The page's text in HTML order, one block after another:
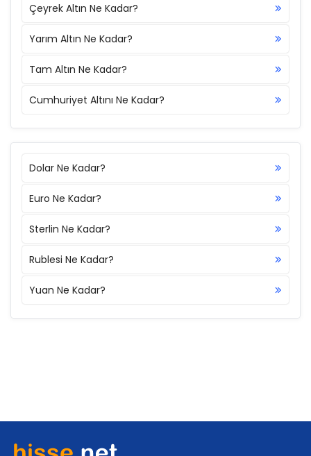
Çeyrek Altın Ne Kadar?
Yarım Altın Ne Kadar?
Tam Altın Ne Kadar?
Cumhuriyet Altını Ne Kadar?
Dolar Ne Kadar?
Euro Ne Kadar?
Sterlin Ne Kadar?
Rublesi Ne Kadar?
Yuan Ne Kadar?